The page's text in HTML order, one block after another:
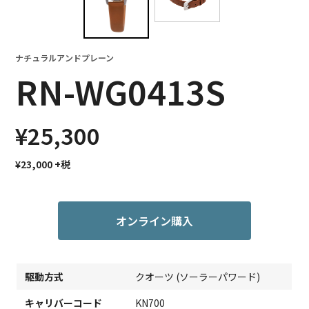
ナチュラルアンドプレーン
RN-WG0413S
¥25,300
¥23,000 +税
オンライン購入
駆動方式
クオーツ (ソーラーパワード)
キャリバーコード
KN700